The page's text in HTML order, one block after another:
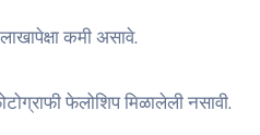
कमी असावे.
फेलोशिप मिळालेली नसावी.